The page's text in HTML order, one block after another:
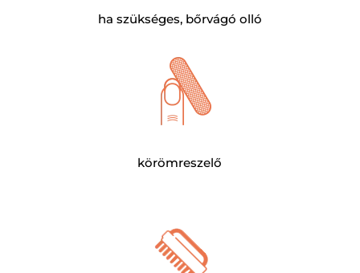
ha szükséges, bőrvágó olló
körömreszelő